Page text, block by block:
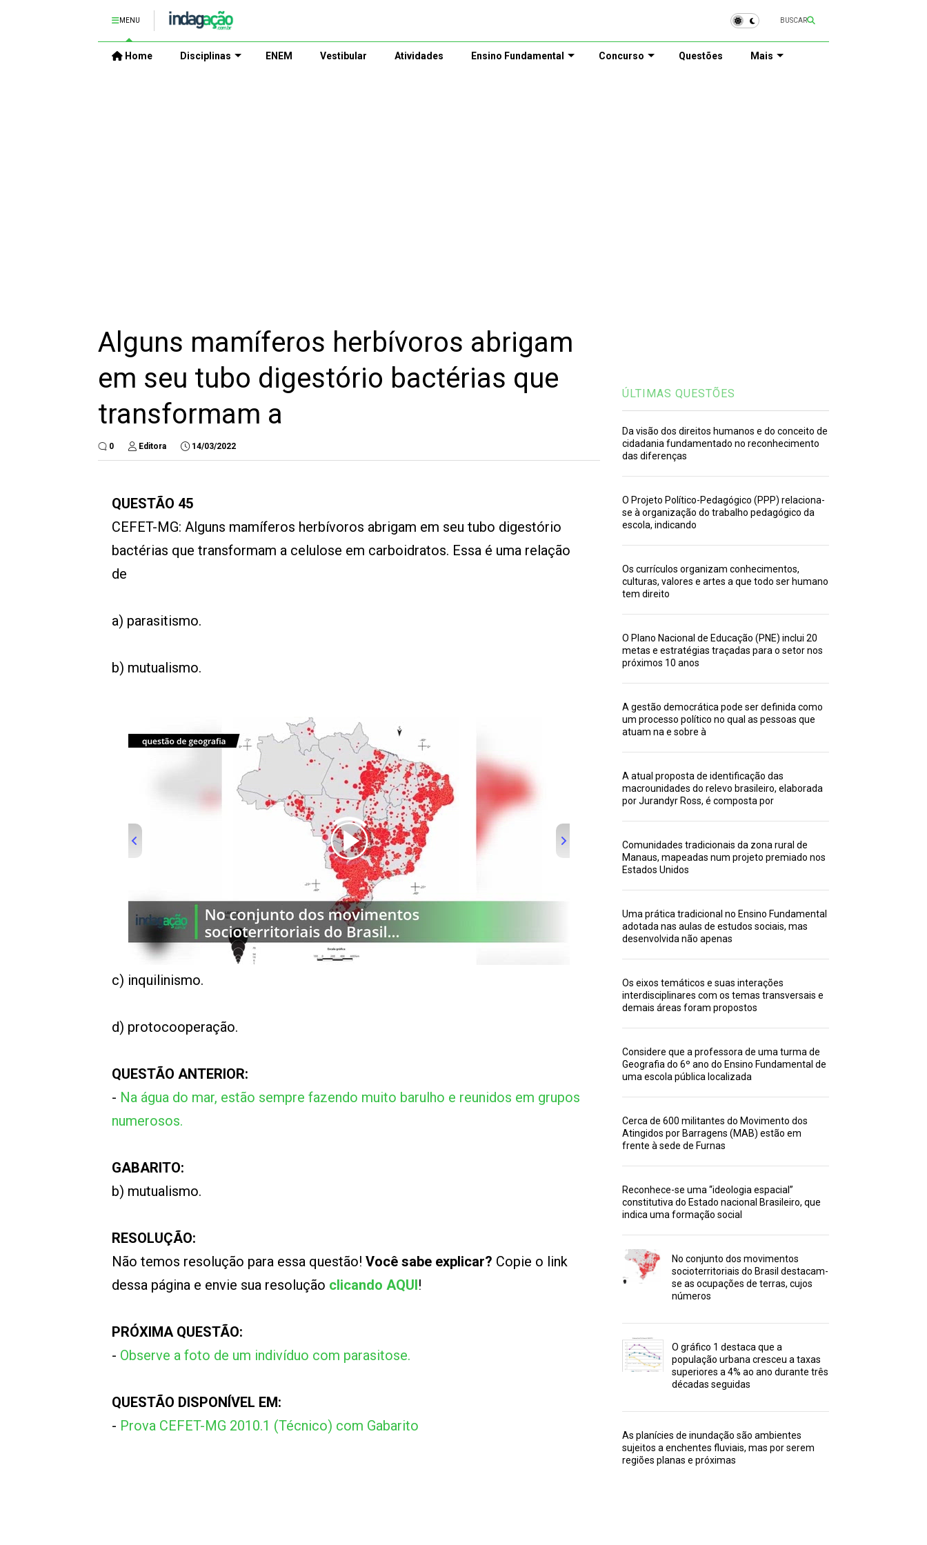
MENU BUSCAR
Home Disciplinas ENEM Vestibular Atividades Ensino Fundamental Concurso Questões Mais
Alguns mamíferos herbívoros abrigam
em seu tubo digestório bactérias que
transformam a
0 Editora 14/03/2022
QUESTÃO 45
CEFET-MG: Alguns mamíferos herbívoros abrigam em seu tubo digestório
bactérias que transformam a celulose em carboidratos. Essa é uma relação
de
a) parasitismo.
b) mutualismo.
indagacao
c) inquilinismo.
d) protocooperação.
QUESTÃO ANTERIOR:
- Na água do mar, estão sempre fazendo muito barulho e reunidos em grupos
numerosos.
GABARITO:
b) mutualismo.
RESOLUÇÃO:
Não temos resolução para essa questão! Você sabe explicar? Copie o link
dessa página e envie sua resolução clicando AQUI!
PRÓXIMA QUESTÃO:
- Observe a foto de um indivíduo com parasitose.
QUESTÃO DISPONÍVEL EM:
- Prova CEFET-MG 2010.1 (Técnico) com Gabarito
ÚLTIMAS QUESTÕES
Da visão dos direitos humanos e do conceito de
cidadania fundamentado no reconhecimento
das diferenças
O Projeto Político-Pedagógico (PPP) relaciona-
se à organização do trabalho pedagógico da
escola, indicando
Os currículos organizam conhecimentos,
culturas, valores e artes a que todo ser humano
tem direito
O Plano Nacional de Educação (PNE) inclui 20
metas e estratégias traçadas para o setor nos
próximos 10 anos
A gestão democrática pode ser definida como
um processo político no qual as pessoas que
atuam na e sobre à
A atual proposta de identificação das
macrounidades do relevo brasileiro, elaborada
por Jurandyr Ross, é composta por
Comunidades tradicionais da zona rural de
Manaus, mapeadas num projeto premiado nos
Estados Unidos
Uma prática tradicional no Ensino Fundamental
adotada nas aulas de estudos sociais, mas
desenvolvida não apenas
Os eixos temáticos e suas interações
interdisciplinares com os temas transversais e
demais áreas foram propostos
Considere que a professora de uma turma de
Geografia do 6º ano do Ensino Fundamental de
uma escola pública localizada
Cerca de 600 militantes do Movimento dos
Atingidos por Barragens (MAB) estão em
frente à sede de Furnas
Reconhece-se uma “ideologia espacial”
constitutiva do Estado nacional Brasileiro, que
indica uma formação social
No conjunto dos movimentos
socioterritoriais do Brasil destacam-
se as ocupações de terras, cujos
números
O gráfico 1 destaca que a
população urbana cresceu a taxas
superiores a 4% ao ano durante três
décadas seguidas
As planícies de inundação são ambientes
sujeitos a enchentes fluviais, mas por serem
regiões planas e próximas